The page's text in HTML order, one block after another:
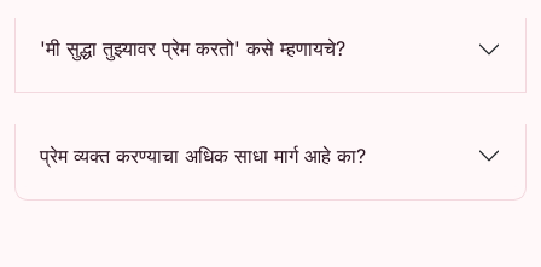
'मी सुद्धा तुझ्यावर प्रेम करतो' कसे म्हणायचे?
प्रेम व्यक्त करण्याचा अधिक साधा मार्ग आहे का?